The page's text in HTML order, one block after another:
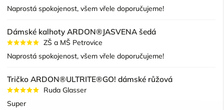
Naprostá spokojenost, všem vřele doporučujeme!
Dámské kalhoty ARDON®JASVENA šedá
ZŠ a MŠ Petrovice
Naprostá spokojenost, všem vřele doporučujeme!
Tričko ARDON®ULTRITE®GO! dámské růžová
Ruda Glasser
Super